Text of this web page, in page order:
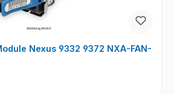
Nexus 9332 9372 NXA-FAN-